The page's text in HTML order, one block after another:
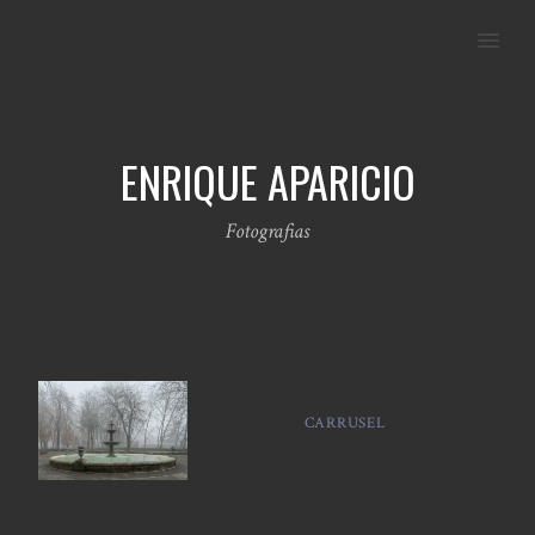
ENRIQUE APARICIO
Fotografias
CARRUSEL